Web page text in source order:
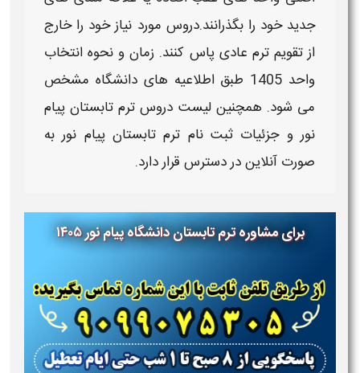
جدید خود را بگذرانند.دروس مورد نیاز خود را خارج
از تقویمترم عادی پاس کنند. زمان و نحوه انتخاب
واحد 1405
طبق اطلاعیه هایدانشگاه مشخص
می شود. همچنین لیست دروس ترم تابستان پیام
نورو جزئیات ثبت نام ترم تابستان پیام نوربه
صورت آنلاین در دسترس قرار دارد.
برای مشاوره ترم تابستان دانشگاه پیام نور ۱۴۰۵